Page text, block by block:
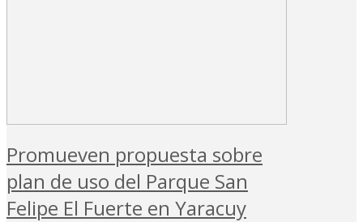
Promueven propuesta sobre
plan de uso del Parque San
Felipe El Fuerte en Yaracuy